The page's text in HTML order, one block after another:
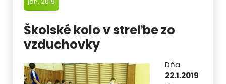
Školské kolo v streľbe zo
vzduchovky
Dňa
22.1.2019